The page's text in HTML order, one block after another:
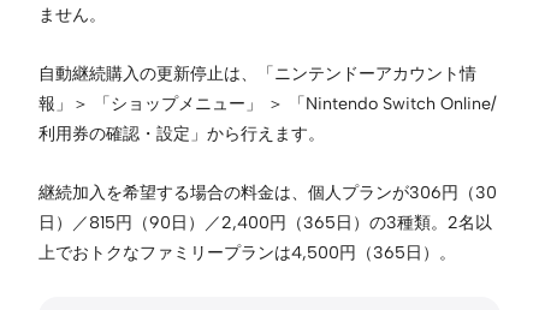
ません。
自動継続購入の更新停止は、「ニンテンドーアカウント情
報」＞ 「ショップメニュー」 ＞ 「Nintendo Switch Online/
利用券の確認・設定」から行えます。
継続加入を希望する場合の料金は、個人プランが306円（30
日）／815円（90日）／2,400円（365日）の3種類。2名以
上でおトクなファミリープランは4,500円（365日）。